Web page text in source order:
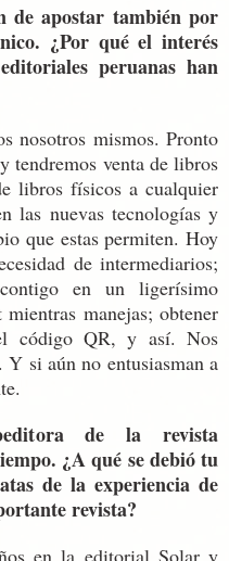
de apostar también por
¿Por qué el interés
peruanas han
nosotros mismos. Pronto
tendremos venta de libros
libros físicos a cualquier
las nuevas tecnologías y
que estas permiten. Hoy
de intermediarios;
en un ligerísimo
manejas; obtener
código QR, y así. Nos
Y si aún no entusiasman a
de la revista
¿A qué se debió tu
de la experiencia de
revista?
en la editorial Solar y